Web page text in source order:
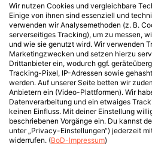
Wir nutzen Cookies und vergleichbare
Einige von ihnen sind essenziell und
verwenden wir Analysemethoden (z. B.
serverseitiges Tracking), um zu messen,
und wie sie genutzt wird. Wir verwenden
Marketingzwecken und setzen hierzu
Drittanbieter ein, wodurch ggf.
Tracking-Pixel, IP-Adressen sowie
werden. Auf unserer Seite betten wir
Anbietern ein (Video-Plattformen). Wir
Datenverarbeitung und ein etwaiges
keinen Einfluss. Mit deiner Einstellung
beschriebenen Vorgänge ein. Du kannst
unter „Privacy-Einstellungen“) jederzeit
widerrufen. (BoD-Impressum)